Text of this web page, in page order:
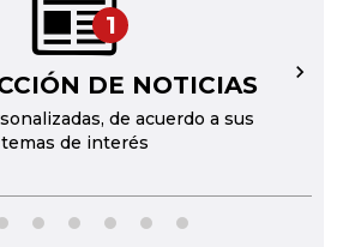
1
DE NOTICIAS
de acuerdo a sus
temas de interés
→